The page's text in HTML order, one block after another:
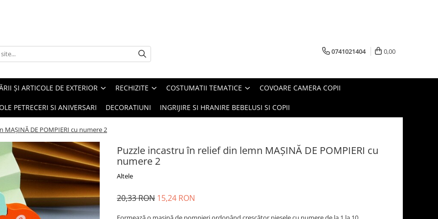
0741021404 0,00
ȘI ARTICOLE DE EXTERIOR RECHIZITE COSTUMATII TEMATICE COVOARE CAMERA COPII
PETRECERI SI ANIVERSARI DECORATIUNI INGRIJIRE SI HRANIRE BEBELUSI SI COPII
DE POMPIERI cu numere 2
Puzzle incastru în relief din lemn MAŞINĂ DE POMPIERI cu
numere 2
Altele
20,33 RON 15,24 RON